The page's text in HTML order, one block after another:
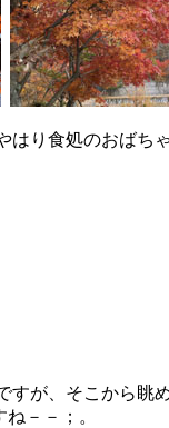
り食処のおばち
が、そこから眺
－－；。